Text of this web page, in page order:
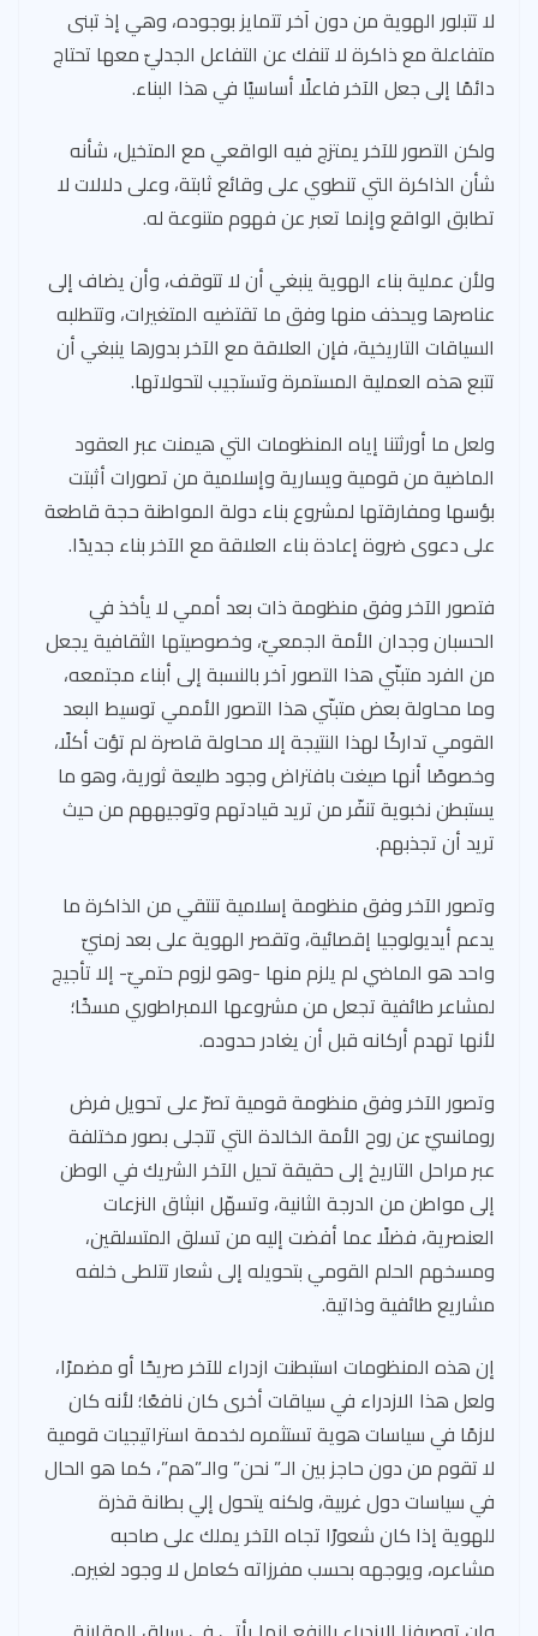
لا تتبلور الهوية من دون آخر تتمايز بوجوده، وهي إذ تبنى
متفاعلة مع ذاكرة لا تنفك عن التفاعل الجدليّ معها تحتاج
دائمًا إلى جعل الآخر فاعلًا أساسيًا في هذا البناء.
ولكن التصور للآخر يمتزج فيه الواقعي مع المتخيل، شأنه
شأن الذاكرة التي تنطوي على وقائع ثابتة، وعلى دلالات لا
تطابق الواقع وإنما تعبر عن فهوم متنوعة له.
ولأن عملية بناء الهوية ينبغي أن لا تتوقف، وأن يضاف إلى
عناصرها ويحذف منها وفق ما تقتضيه المتغيرات، وتتطلبه
السياقات التاريخية، فإن العلاقة مع الآخر بدورها ينبغي أن
تتبع هذه العملية المستمرة وتستجيب لتحولاتها.
ولعل ما أورثتنا إياه المنظومات التي هيمنت عبر العقود
الماضية من قومية ويسارية وإسلامية من تصورات أثبتت
بؤسها ومفارقتها لمشروع بناء دولة المواطنة حجة قاطعة
على دعوى ضروة إعادة بناء العلاقة مع الآخر بناء جديدًا.
فتصور الآخر وفق منظومة ذات بعد أممي لا يأخذ في
الحسبان وجدان الأمة الجمعيّ، وخصوصيتها الثقافية يجعل
من الفرد متبنّي هذا التصور آخر بالنسبة إلى أبناء مجتمعه،
وما محاولة بعض متبنّي هذا التصور الأممي توسيط البعد
القومي تداركًا لهذا النتيجة إلا محاولة قاصرة لم تؤت أكلًا،
وخصوصًا أنها صيغت بافتراض وجود طليعة ثورية، وهو ما
يستبطن نخبوية تنفّر من تريد قيادتهم وتوجيههم من حيث
تريد أن تجذبهم.
وتصور الآخر وفق منظومة إسلامية تنتقي من الذاكرة ما
يدعم أيديولوجيا إقصائية، وتقصر الهوية على بعد زمنيّ
واحد هو الماضي لم يلزم منها -وهو لزوم حتميّ- إلا تأجيج
لمشاعر طائفية تجعل من مشروعها الامبراطوري مسخًا؛
لأنها تهدم أركانه قبل أن يغادر حدوده.
وتصور الآخر وفق منظومة قومية تصرّ على تحويل فرض
رومانسيّ عن روح الأمة الخالدة التي تتجلى بصور مختلفة
عبر مراحل التاريخ إلى حقيقة تحيل الآخر الشريك في الوطن
إلى مواطن من الدرجة الثانية، وتسهّل انبثاق النزعات
العنصرية، فضلًا عما أفضت إليه من تسلق المتسلقين،
ومسخهم الحلم القومي بتحويله إلى شعار تتلطى خلفه
مشاريع طائفية وذاتية.
إن هذه المنظومات استبطنت ازدراء للآخر صريحًا أو مضمرًا،
ولعل هذا الازدراء في سياقات أخرى كان نافعًا؛ لأنه كان
لازمًا في سياسات هوية تستثمره لخدمة استراتيجيات قومية
لا تقوم من دون حاجز بين الـ” نحن” والـ”هم”، كما هو الحال
في سياسات دول غربية، ولكنه يتحول إلي بطانة قذرة
للهوية إذا كان شعورًا تجاه الآخر يملك على صاحبه
مشاعره، ويوجهه بحسب مفرزاته كعامل لا وجود لغيره.